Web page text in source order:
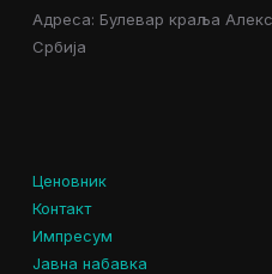
Адреса: Булевар краља
Србија
Ценовник
Контакт
Импресум
Јавна набавка